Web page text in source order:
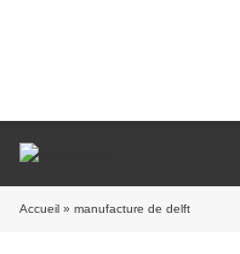
Accueil » manufacture de delft